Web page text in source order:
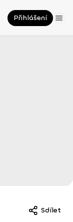
Přihlášení
Sdílet